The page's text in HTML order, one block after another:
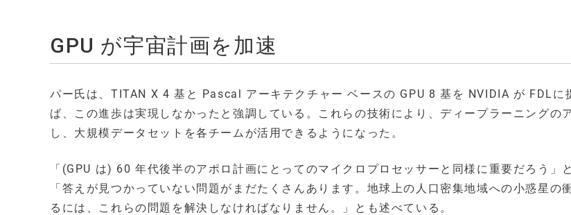
GPU が宇宙計画を加速
パー氏は、TITAN X 4 基と Pascal アーキテクチャー ベースの GPU 8 基を NVIDIA が FDLに
ば、この進歩は実現しなかったと強調している。これらの技術により、ディープラーニングの
し、大規模データセットを各チームが活用できるようになった。
「(GPU は) 60 年代後半のアポロ計画にとってのマイクロプロセッサーと同様に重要だろう」
「答えが見つかっていない問題がまだたくさんあります。地球上の人口密集地域への小惑星の
るには、これらの問題を解決しなければなりません。」とも述べている。